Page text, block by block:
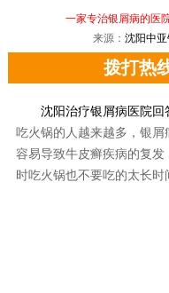
一家专治银屑病的医
来源： 沈阳中
拨打热
沈阳治疗银屑病医院
吃火锅的人越来越多，银
容易导致牛皮癣疾病的复发
时吃火锅也不要吃的太长时